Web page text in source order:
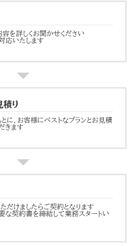
容を詳しくお聞かせください
応いたします
積り
に、お客様にベストなプランとお見積
きます
だけましたらご契約となります
な契約書を締結して業務スタートい